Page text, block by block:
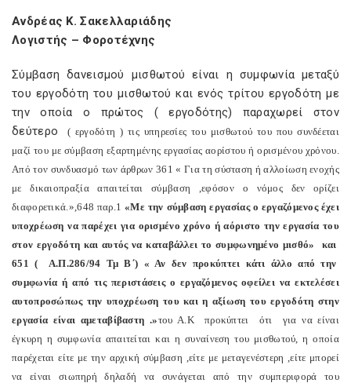
Ανδρέας Κ. Σακελλαριάδης
Λογιστής – Φοροτέχνης
Σύμβαση δανεισμού μισθωτού είναι η συμφωνία μεταξύ
του εργοδότη του μισθωτού και ενός τρίτου εργοδότη με
την οποία ο πρώτος ( εργοδότης) παραχωρεί στον
δεύτερο
( εργοδότη ) τις υπηρεσίες του μισθωτού του που συνδέεται
μαζί του με σύμβαση εξαρτημένης εργασίας αορίστου ή ορισμένου χρόνου.
Από τον συνδυασμό των άρθρων 361 « Για τη σύσταση ή αλλοίωση ενοχής
με δικαιοπραξία απαιτείται σύμβαση ,εφόσον ο νόμος δεν ορίζει
διαφορετικά.»,648 παρ.1 «Με την σύμβαση εργασίας ο εργαζόμενος έχει
υποχρέωση να παρέχει για ορισμένο χρόνο ή αόριστο την εργασία του
στον εργοδότη και αυτός να καταβάλλει το συμφωνημένο μισθό»
και
651 (
Α.Π.286/94 Τμ Β΄) « Αν δεν προκύπτει κάτι άλλο από την
συμφωνία ή από τις περιστάσεις ο εργαζόμενος οφείλει να εκτελέσει
αυτοπροσώπως την υποχρέωση του και η αξίωση του εργοδότη στην
εργασία είναι αμεταβίβαστη .»του Α.Κ προκύπτει ότι
για να είναι
έγκυρη η συμφωνία απαιτείται και η συναίνεση του μισθωτού, η οποία
παρέχεται είτε με την αρχική σύμβαση ,είτε με μεταγενέστερη ,είτε μπορεί
να είναι σιωπηρή δηλαδή να συνάγεται από την συμπεριφορά του